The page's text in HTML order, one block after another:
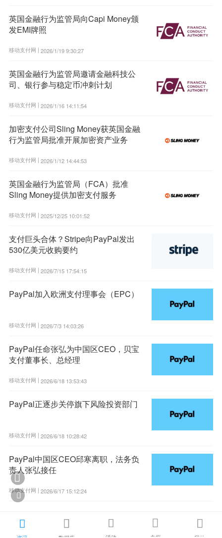
英国金融行为监管局向Capi Money颁
发EMI牌照
移动支付网 | 2026/1/19 9:30:27
英国金融行为监管局邀请金融科技公
司、银行参与稳定币冲刺计划
移动支付网 | 2026/1/16 14:11:54
加密支付公司Sling Money获英国金融
行为监管局批准开展加密资产业务
移动支付网 | 2026/1/12 14:44:53
英国金融行为监管局（FCA）批准
Sling Money提供加密支付服务
移动支付网 | 2025/12/25 10:01:52
支付巨头合体？Stripe向PayPal发出
530亿美元收购要约
移动支付网 | 2026/7/15 17:54:15
PayPal加入欧洲支付理事会（EPC）
移动支付网 | 2026/7/3 14:03:26
PayPal任命张弘为中国区CEO，贝宝
支付董事长、总经理
移动支付网 | 2026/6/18 13:53:43
PayPal正逐步关停旗下风险投资部门
移动支付网 | 2026/6/18 10:28:42
PayPal中国区CEO邱寒离职，法务负
责人张弘接任
移动支付网 | 2026/6/17 15:12:24
    

